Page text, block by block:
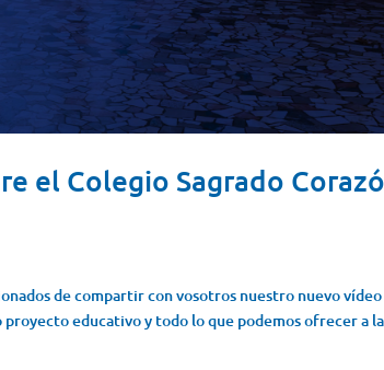
el Colegio Sagrado
de compartir con vosotros nuestro nuevo vídeo
educativo y todo lo que podemos ofrecer a